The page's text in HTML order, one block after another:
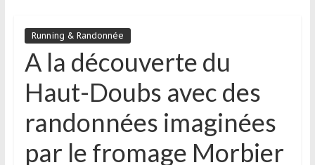
média
sur
tourisme
sportif
qui
aux
Running & Randonnée
A la découverte du
Haut-Doubs avec des
randonnées imaginées
par le fromage Morbier